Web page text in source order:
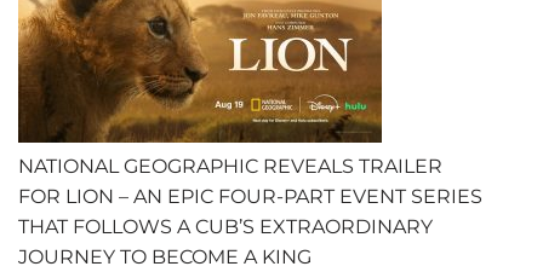
NATIONAL GEOGRAPHIC REVEALS TRAILER
FOR LION – AN EPIC FOUR-PART EVENT SERIES
THAT FOLLOWS A CUB’S EXTRAORDINARY
JOURNEY TO BECOME A KING